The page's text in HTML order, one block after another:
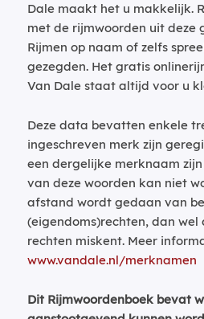
Dale maakt het u makkelijk.
met de rijmwoorden uit deze
Rijmen op naam of zelfs
gezegden. Het gratis
Van Dale staat altijd voor u
Deze data bevatten enkele
ingeschreven merk zijn
een dergelijke merknaam
van deze woorden kan niet
afstand wordt gedaan van
(eigendoms)rechten, dan wel
rechten miskent. Meer
www.vandale.nl/merknamen
Dit Rijmwoordenboek bevat